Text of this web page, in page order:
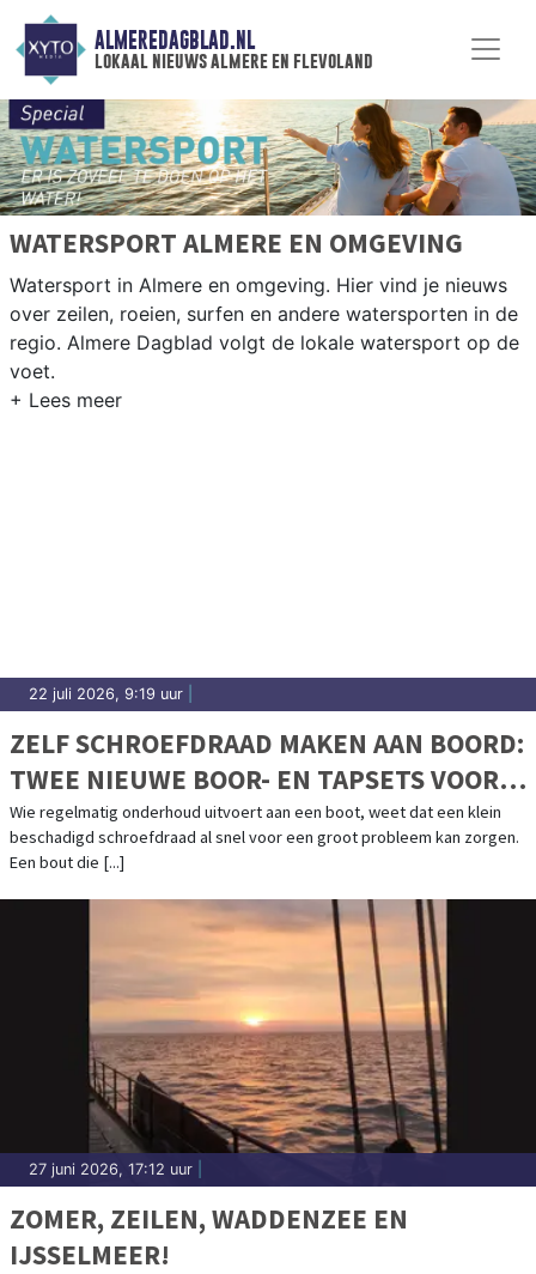
ALMEREDAGBLAD.NL
lokaal nieuws almere en flevoland
WATERSPORT ALMERE EN OMGEVING
Watersport in Almere en omgeving. Hier vind je nieuws
over zeilen, roeien, surfen en andere watersporten in de
regio. Almere Dagblad volgt de lokale watersport op de
voet.
22 juli 2026, 9:19 uur
ZELF SCHROEFDRAAD MAKEN AAN BOORD:
TWEE NIEUWE BOOR- EN TAPSETS VOOR
BOOTONDERHOUD
Wie regelmatig onderhoud uitvoert aan een boot, weet dat een klein
beschadigd schroefdraad al snel voor een groot probleem kan zorgen.
Een bout die [...]
27 juni 2026, 17:12 uur
ZOMER, ZEILEN, WADDENZEE EN
IJSSELMEER!